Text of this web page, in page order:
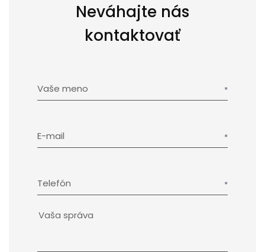
Neváhajte nás
kontaktovať
Vaše meno
E-mail
Telefón